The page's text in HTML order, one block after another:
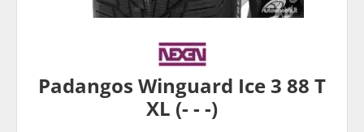
Padangos Winguard Ice 3 88 T
XL (- - -)